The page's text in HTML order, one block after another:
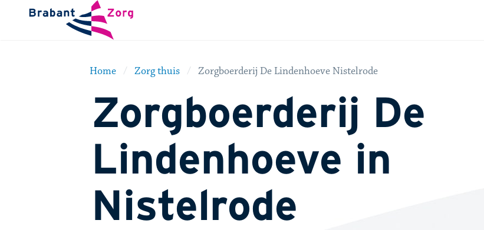
BrabantZorg Logo
Home Zorg thuis Zorgboerderij De Lindenhoeve Nistelrode
Zorgboerderij De
Lindenhoeve in
Nistelrode